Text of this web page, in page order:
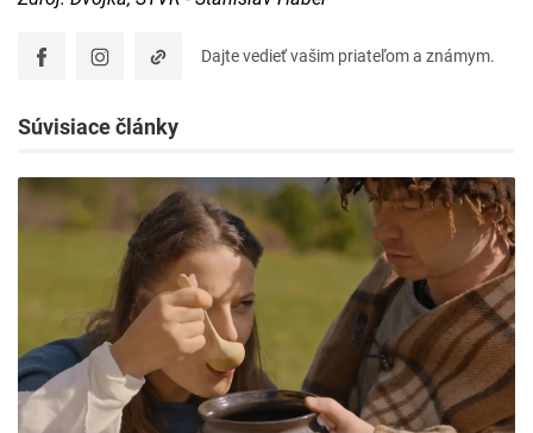
Dajte vedieť vašim priateľom a známym.
Súvisiace články